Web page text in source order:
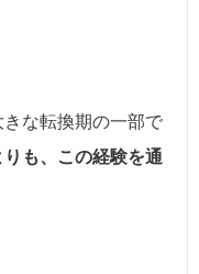
な転換期の一部で
も、この経験を通